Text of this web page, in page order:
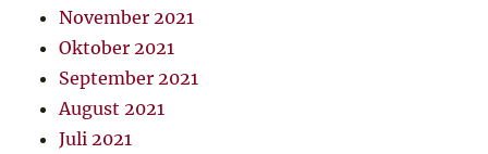
November 2021
Oktober 2021
September 2021
August 2021
Juli 2021